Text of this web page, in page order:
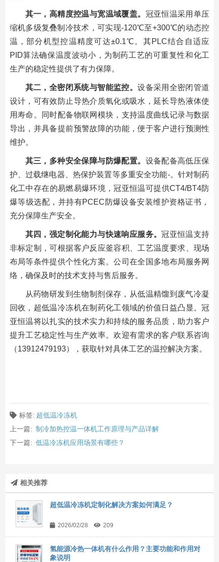
其一，高精度控温与宽温域覆盖。 冠亚恒温采用单压
缩机多级复叠制冷技术，可实现-120℃至+300℃的动态控
温，部分机型控温精度可达±0.1℃。其PLC结合自适应
PID算法确保温度波动小，为制药工艺的可重复性和化工
生产的稳定性提供了有力保障。
其二，全密闭系统与智能监控。设备采用全密闭管道
设计，可有效防止导热介质氧化或吸水，延长导热液体使
用寿命。同时配备物联网模块，支持温度曲线记录与数据
导出，并具备提前预警故障的功能，便于客户进行预测性
维护。
其三，多种安全保障与防爆配置。 设备配备高低压保
护、过载继电器、热保护装置等多重安全功能-。针对制药
化工中存在的易燃易爆环境，冠亚恒温可提供CT4/BT4防
爆等级选配，并持有PCEC防爆设备安装维护资格证书，
充分保障生产安全。
其四，强定制化能力与快速响应服务。冠亚恒温支持
非标定制，可根据客户反应釜容积、工艺温度要求、现场
布局等条件提供个性化方案。公司在全国多地布局服务网
络，确保及时的技术支持与售后服务。
从药物研发到生物制剂保存，从低温精馏到废气冷凝
回收，超低温冷冻机在制药化工领域的价值日益凸显。冠
亚恒温将以扎实的技术实力和持续的服务品质，助力客户
提升工艺稳定性与生产效率。欢迎有需求的客户联系咨询
（13912479193），获取针对具体工艺的温控解决方案。
标签: 超低温冷冻机
上一篇: 制冷加热控温一体机工作原理与产品详解
下一篇: 低温冷冻机应用场景有哪些？
相关推荐
超低温冷冻机定制化解决方案如何满足？
2026/02/28 209
氢能源冷热一体机有什么作用？主要功能和作用对
象说明